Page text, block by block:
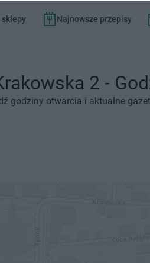
sklepy Najnowsze przepisy
2 -
godziny otwarcia i aktualne